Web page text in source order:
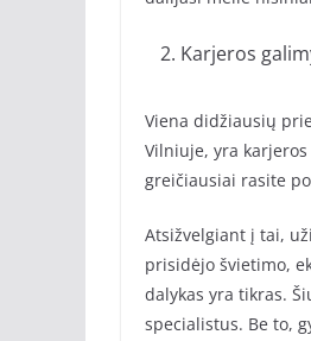
Karjeros
Viena didžiausių
Vilniuje, yra
greičiausiai rasite
Atsižvelgiant į tai,
prisidėjo švietimo,
dalykas yra tikras.
specialistus. Be to,